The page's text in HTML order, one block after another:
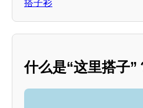
搭子衫
什么是“这里搭子”